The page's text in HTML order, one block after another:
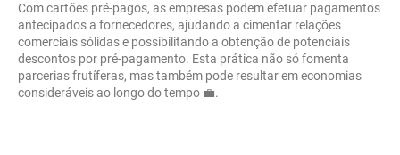
Com cartões pré-pagos, as empresas podem efetuar pagamentos
antecipados a fornecedores, ajudando a cimentar relações
comerciais sólidas e possibilitando a obtenção de potenciais
descontos por pré-pagamento. Esta prática não só fomenta
parcerias frutíferas, mas também pode resultar em economias
consideráveis ao longo do tempo 💼.